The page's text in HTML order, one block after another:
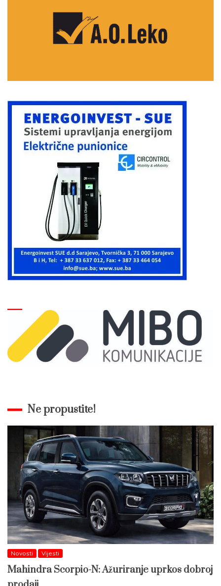
Ne propustite!
Novosti Vijesti
Mahindra Scorpio-N: Ažuriranje uprkos dobroj